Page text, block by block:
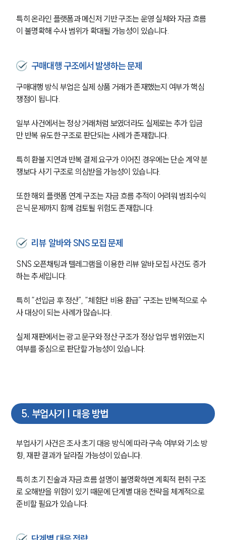
그룹소개
그룹소개
통합검색
AI대륜
업무사례
사례분석/최신동향
형사 법률정보
법률지식인
형사소송·상담후기
특히 온라인 플랫폼과 메신저 기반 구조는 운영 실체와 자금 흐름
이 불명확해 수사 범위가 확대될 가능성이 있습니다.
구매대행 구조에서 발생하는 문제
구매대행 방식 부업은 실제 상품 거래가 존재했는지 여부가 핵심
쟁점이 됩니다.
일부 사건에서는 정상 거래처럼 보였더라도 실제로는 추가 입금
만 반복 유도한 구조로 판단되는 사례가 존재합니다.
특히 환불 지연과 반복 결제 요구가 이어진 경우에는 단순 계약 분
쟁보다 사기 구조로 의심받을 가능성이 있습니다.
또한 해외 플랫폼 연계 구조는 자금 흐름 추적이 어려워 범죄수익
은닉 문제까지 함께 검토될 위험도 존재합니다.
리뷰 알바와 SNS 모집 문제
SNS 오픈채팅과 텔레그램을 이용한 리뷰 알바 모집 사건도 증가
하는 추세입니다.
특히 “선입금 후 정산”, “체험단 비용 환급” 구조는 반복적으로 수
사 대상이 되는 사례가 많습니다.
실제 재판에서는 광고 문구와 정산 구조가 정상 업무 범위였는지
여부를 중심으로 판단할 가능성이 있습니다.
5. 부업사기 | 대응 방법
부업사기 사건은 조사 초기 대응 방식에 따라 구속 여부와 기소 방
향, 재판 결과가 달라질 가능성이 있습니다.
특히 초기 진술과 자금 흐름 설명이 불명확하면 계획적 편취 구조
로 오해받을 위험이 있기 때문에 단계별 대응 전략을 체계적으로
준비할 필요가 있습니다.